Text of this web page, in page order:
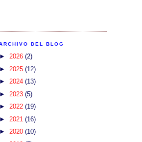
DEL BLOG
► 2026 (2)
► 2025 (12)
► 2024 (13)
► 2023 (5)
► 2022 (19)
► 2021 (16)
► 2020 (10)